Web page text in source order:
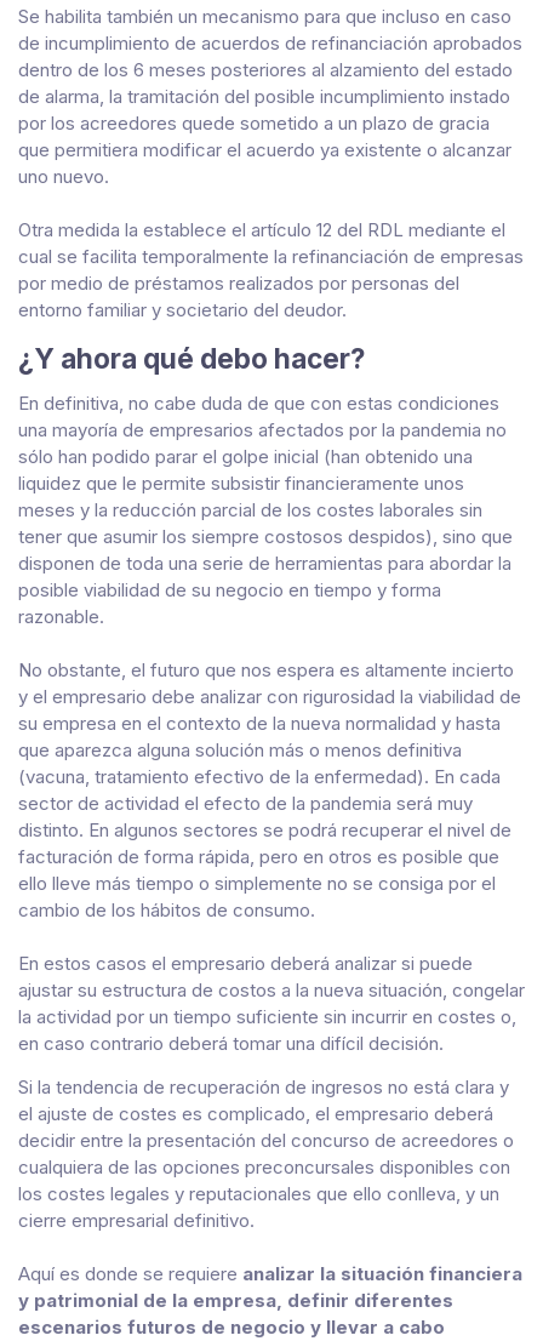
Se habilita también un mecanismo para que incluso en caso
de incumplimiento de acuerdos de refinanciación aprobados
dentro de los 6 meses posteriores al alzamiento del estado
de alarma, la tramitación del posible incumplimiento instado
por los acreedores quede sometido a un plazo de gracia
que permitiera modificar el acuerdo ya existente o alcanzar
uno nuevo.
Otra medida la establece el artículo 12 del RDL mediante el
cual se facilita temporalmente la refinanciación de empresas
por medio de préstamos realizados por personas del
entorno familiar y societario del deudor.
¿Y ahora qué debo hacer?
En definitiva, no cabe duda de que con estas condiciones
una mayoría de empresarios afectados por la pandemia no
sólo han podido parar el golpe inicial (han obtenido una
liquidez que le permite subsistir financieramente unos
meses y la reducción parcial de los costes laborales sin
tener que asumir los siempre costosos despidos), sino que
disponen de toda una serie de herramientas para abordar la
posible viabilidad de su negocio en tiempo y forma
razonable.
No obstante, el futuro que nos espera es altamente incierto
y el empresario debe analizar con rigurosidad la viabilidad de
su empresa en el contexto de la nueva normalidad y hasta
que aparezca alguna solución más o menos definitiva
(vacuna, tratamiento efectivo de la enfermedad). En cada
sector de actividad el efecto de la pandemia será muy
distinto. En algunos sectores se podrá recuperar el nivel de
facturación de forma rápida, pero en otros es posible que
ello lleve más tiempo o simplemente no se consiga por el
cambio de los hábitos de consumo.
En estos casos el empresario deberá analizar si puede
ajustar su estructura de costos a la nueva situación, congelar
la actividad por un tiempo suficiente sin incurrir en costes o,
en caso contrario deberá tomar una difícil decisión.
Si la tendencia de recuperación de ingresos no está clara y
el ajuste de costes es complicado, el empresario deberá
decidir entre la presentación del concurso de acreedores o
cualquiera de las opciones preconcursales disponibles con
los costes legales y reputacionales que ello conlleva, y un
cierre empresarial definitivo.
Aquí es donde se requiere analizar la situación financiera
y patrimonial de la empresa, definir diferentes
escenarios futuros de negocio y llevar a cabo